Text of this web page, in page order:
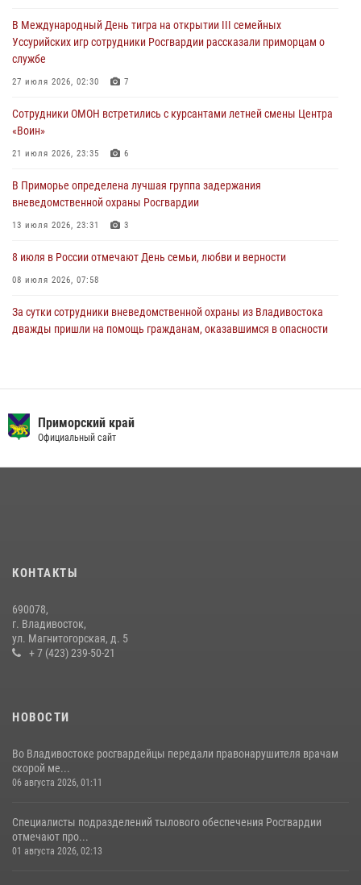
посвященном Дню Крещения Руси
28 июля 2026, 05:39 3
В Международный День тигра на открытии III семейных
службе
разрешительной работы Росгвардии напомнили гражданам, как
сдать оружие за вознаграждение
23 июля 2026, 22:45
В Международный День тигра на открытии III семейных
Уссурийских игр сотрудники Росгвардии рассказали приморцам о
службе
27 июля 2026, 02:30 7
Сотрудники ОМОН встретились с курсантами летней смены Центра
«Воин»
21 июля 2026, 23:35 6
В Приморье определена лучшая группа задержания
вневедомственной охраны Росгвардии
13 июля 2026, 23:31 3
8 июля в России отмечают День семьи, любви и верности
08 июля 2026, 07:58
За сутки сотрудники вневедомственной охраны из Владивостока
дважды пришли на помощь гражданам, оказавшимся в опасности
10 июля 2026, 06:31 4
юных жителей Уссурийска
16 июля 2026, 01:13
боевого опыта
08 июля 2026, 07:52
Приморский край
Официальный сайт
КОНТАКТЫ
690078,
г. Владивосток,
ул. Магнитогорская, д. 5
+ 7 (423) 239-50-21
НОВОСТИ
Во Владивостоке росгвардейцы передали правонарушителя врачам
скорой ме...
06 августа 2026, 01:11
Специалисты подразделений тылового обеспечения Росгвардии
отмечают про...
01 августа 2026, 02:13